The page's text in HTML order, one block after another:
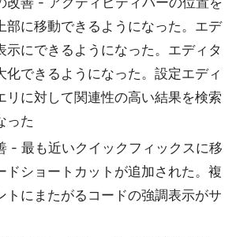
部に移動できるようになった。エデ
示にできるようになった。エディタ
化できるようになった。設定エディ
リに対して関連性の高い結果を検索
った
- 最も近いクイックフィックスに移
ドショートカットが追加された。複
トにまたがるコードの強調表示がサ